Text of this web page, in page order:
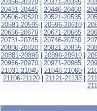
20356-20370
20371-20385
20431-20445
20446-20460
20506-20520
20521-20535
20581-20595| 20596-20610|
20656-20670
20671-20685
20731-20745
20746-20760
20806-20820
20821-20835
20881-20895| 20896-20910|
20956-20970
20971-20985
21031-21045| 21046-21060|
21106-21120
21121-21135